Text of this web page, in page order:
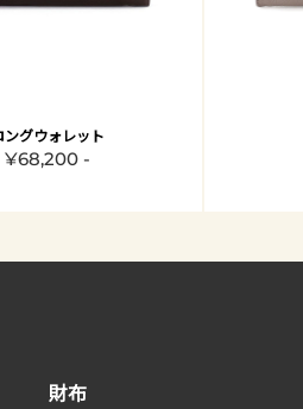
ングウォレット
¥68,200 -
財布